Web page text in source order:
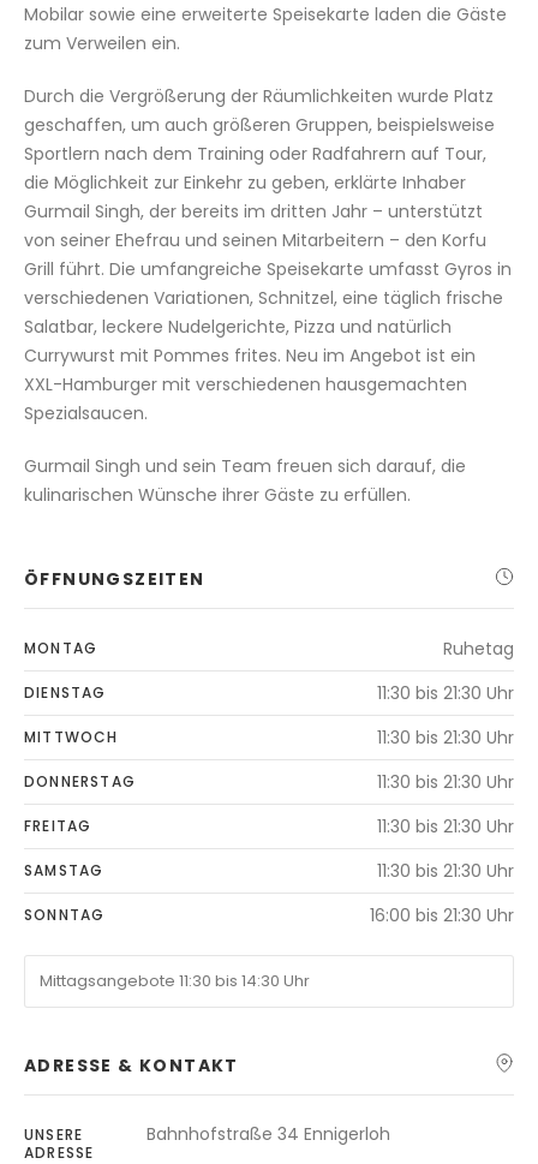
Mobilar sowie eine erweiterte Speisekarte laden die Gäste
zum Verweilen ein.
Durch die Vergrößerung der Räumlichkeiten wurde Platz
geschaffen, um auch größeren Gruppen, beispielsweise
Sportlern nach dem Training oder Radfahrern auf Tour,
die Möglichkeit zur Einkehr zu geben, erklärte Inhaber
Gurmail Singh, der bereits im dritten Jahr – unterstützt
von seiner Ehefrau und seinen Mitarbeitern – den Korfu
Grill führt. Die umfangreiche Speisekarte umfasst Gyros in
verschiedenen Variationen, Schnitzel, eine täglich frische
Salatbar, leckere Nudelgerichte, Pizza und natürlich
Currywurst mit Pommes frites. Neu im Angebot ist ein
XXL-Hamburger mit verschiedenen hausgemachten
Spezialsaucen.
Gurmail Singh und sein Team freuen sich darauf, die
kulinarischen Wünsche ihrer Gäste zu erfüllen.
ÖFFNUNGSZEITEN
MONTAG Ruhetag
DIENSTAG 11:30 bis 21:30 Uhr
MITTWOCH 11:30 bis 21:30 Uhr
DONNERSTAG 11:30 bis 21:30 Uhr
FREITAG 11:30 bis 21:30 Uhr
SAMSTAG 11:30 bis 21:30 Uhr
SONNTAG 16:00 bis 21:30 Uhr
Mittagsangebote 11:30 bis 14:30 Uhr
ADRESSE & KONTAKT
UNSERE
ADRESSE
Bahnhofstraße 34 Ennigerloh